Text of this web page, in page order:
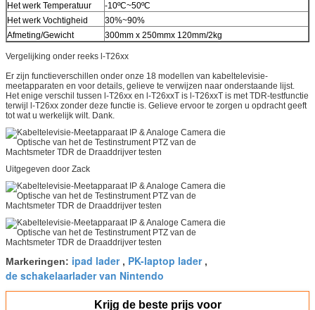
Het werk Temperatuur
-10ºC~50ºC
Het werk Vochtigheid
30%~90%
Afmeting/Gewicht
300mm x 250mmx 120mm/2kg
Vergelijking onder reeks l-T26xx
Er zijn functieverschillen onder onze 18 modellen van kabeltelevisie-
meetapparaten en voor details, gelieve te verwijzen naar onderstaande lijst.
Het enige verschil tussen l-T26xx en l-T26xxT is l-T26xxT is met TDR-testfunctie
terwijl l-T26xx zonder deze functie is. Gelieve ervoor te zorgen u opdracht geeft
tot wat u werkelijk wilt. Dank.
Uitgegeven door Zack
Markeringen: ipad lader, PK-laptop lader,
de schakelaarlader van Nintendo
Krijg de beste prijs voor